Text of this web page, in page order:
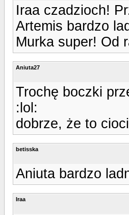
Iraa czadzioch!
Artemis bardzo
Murka super! Od
Aniuta27
Trochę boczki
:lol:
dobrze, że to
betisska
Aniuta bardzo
Iraa